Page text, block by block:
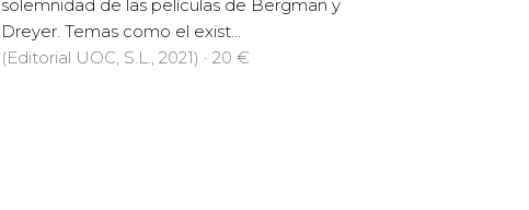
solemnidad de las películas de Bergman y
Dreyer. Temas como el exist...
(Editorial UOC, S.L., 2021) · 20 €